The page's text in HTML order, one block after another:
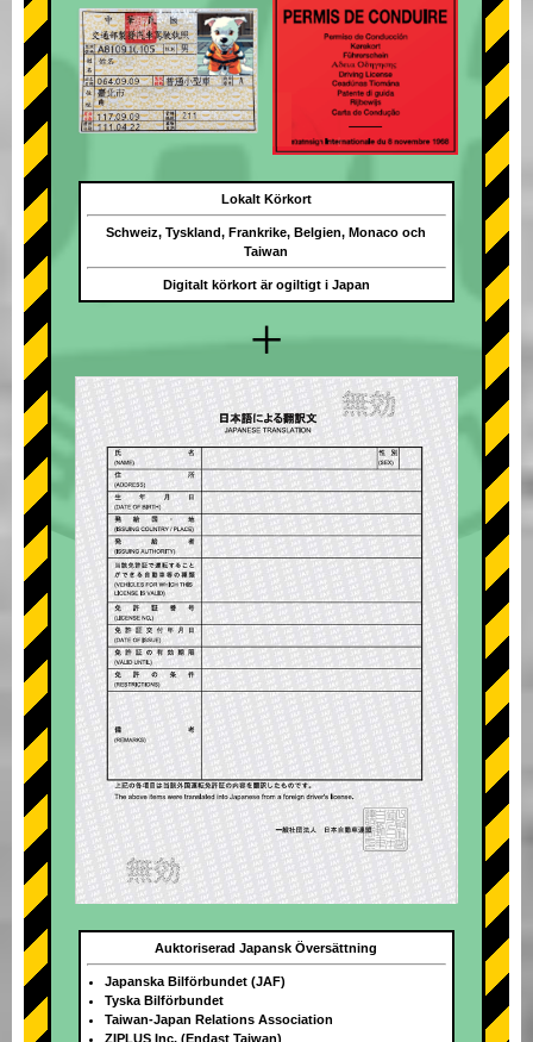
+
Lokalt Körkort
Schweiz, Tyskland, Frankrike, Belgien, Monaco och
Taiwan
Digitalt körkort är ogiltigt i Japan
Auktoriserad Japansk Översättning
Japanska Bilförbundet (JAF)
Tyska Bilförbundet
Taiwan-Japan Relations Association
ZIPLUS Inc. (Endast Taiwan)